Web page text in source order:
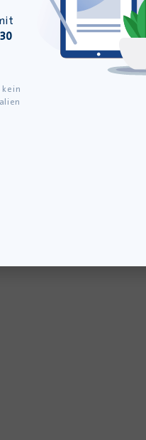
30
kein